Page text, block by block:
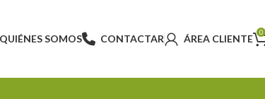
QUIÉNES SOMOS CONTACTAR ÁREA CLIENTE
0